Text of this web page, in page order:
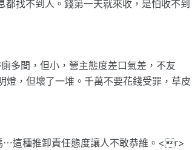
都找不到人。錢第一天就來收，是怕收不到
多間，但小，營主態度差口氣差，不友
，但壞了一堆。千萬不要花錢受罪，草皮
⋯這種推卸責任態度讓人不敢恭維。<r>